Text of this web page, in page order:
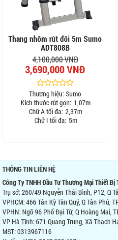
Thang nhôm rút đôi 5m Sumo
ADT808B
4,100,000 VNĐ
3,690,000 VNĐ
Thương hiệu: Sumo
Kích thước rút gọn: 1,07m
Chữ A tối đa: 2,37m
Chữ I tối đa: 5m
THÔNG TIN LIÊN HỆ
Công Ty TNHH Đầu Tư Thương Mại Thiết Bị
Trụ sở: 260/49 Nguyễn Thái Bình, P12, Q
VPHCM: 466 Tân Kỳ Tân Quý, Q Tân Phú,
VPHN: Ngõ 96 Phố Đại Từ, Q Hoàng Mai,
VP Hà Tĩnh: 671 Quang Trung, Xã Thạch
MST: 0313967116